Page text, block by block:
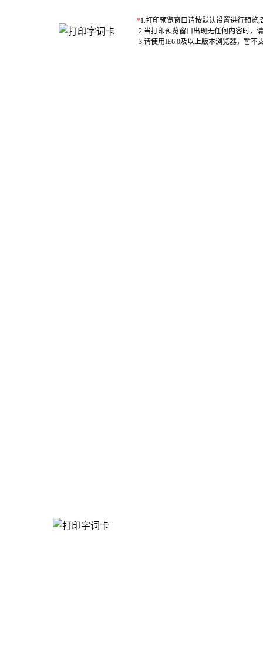
*1.打印预览窗口请按默认设置进行预览
2.当打印预览窗口出现无任何内容时，
3.请使用IE6.0及以上版本浏览器，暂不